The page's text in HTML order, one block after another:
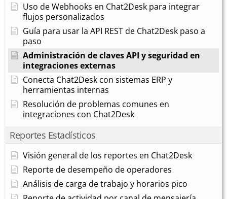
Uso de Webhooks en Chat2Desk para integrar
flujos personalizados
Guía para usar la API REST de Chat2Desk paso a
paso
Administración de claves API y seguridad en
integraciones externas
Conecta Chat2Desk con sistemas ERP y
herramientas internas
Resolución de problemas comunes en
integraciones con Chat2Desk
Reportes Estadísticos
Visión general de los reportes en Chat2Desk
Reporte de desempeño de operadores
Análisis de carga de trabajo y horarios pico